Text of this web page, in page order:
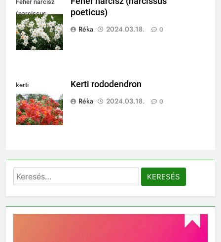
Fehér nárcisz
(narcissus
poeticus)
poeticus)
Réka
2024.03.18. 0
kerti
rododendron
Kerti rododendron
Réka
2024.03.18. 0
Keresés: